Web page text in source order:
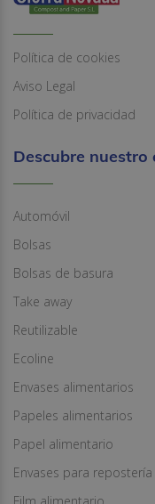
Política de cookies
Aviso Legal
Política de privacidad
Descubre nuestro
Automóvil
Bolsas
Bolsas de basura
Take away
Reutilizable
Ecoline
Envases alimentarios
Papeles alimentarios
Papel alimentario
Envases para repostería